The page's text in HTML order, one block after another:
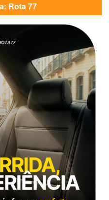
Rota 77